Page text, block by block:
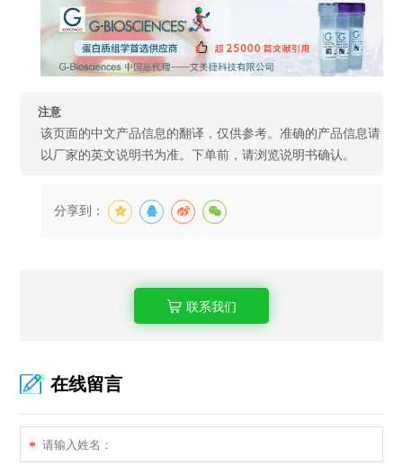
注意
该页面的中文产品信息的翻译，仅供参考。准确的产品信息请
以厂家的英文说明书为准。下单前，请浏览说明书确认。
分享到：
联系我们
在线留言
*